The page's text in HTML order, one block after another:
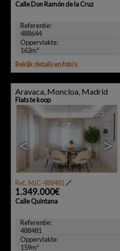
Calle Don Ramón de la Cruz
Referentie:
488644
Oppervlakte:
162m²
Bekijk details en foto's
Aravaca, Moncloa, Madrid
Flats te koop
< >
35
Ref.. MJC-488481🔗
1.349.000€
Calle Quintana
Referentie:
488481
Oppervlakte:
159m²